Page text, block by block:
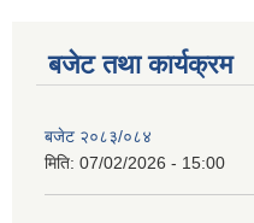
बजेट तथा कार्यक्रम
बजेट २०८३/०८४
मिति: 07/02/2026 - 15:00